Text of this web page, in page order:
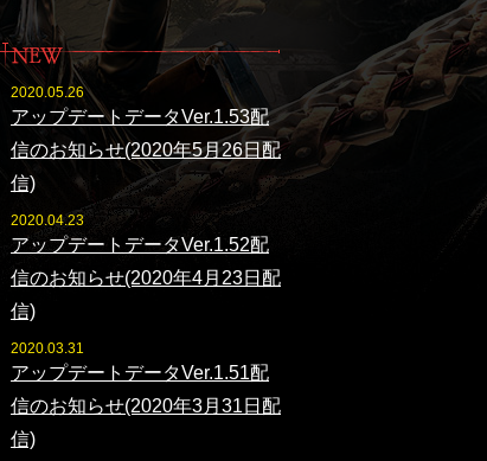
2020.05.26
アップデートデータVer.1.53配
信のお知らせ(2020年5月26日配
信)
2020.04.23
アップデートデータVer.1.52配
信のお知らせ(2020年4月23日配
信)
2020.03.31
アップデートデータVer.1.51配
信のお知らせ(2020年3月31日配
信)